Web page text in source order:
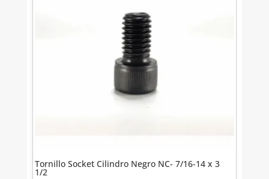
Tornillo Socket Cilindro Negro NC- 7/16-14 x 3
1/2